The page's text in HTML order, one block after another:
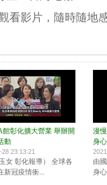
看影片，隨時隨地
館彰化擴大營業 舉辦開
動
23:13:21
玉女 彰化報導） 全球各
新冠疫情衝...
漫
身
由
身